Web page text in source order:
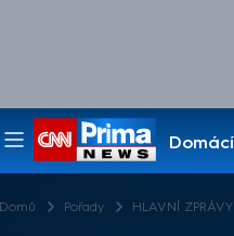
Domácí
Pořady
Domů Pořady HLAVNÍ ZPRÁVY